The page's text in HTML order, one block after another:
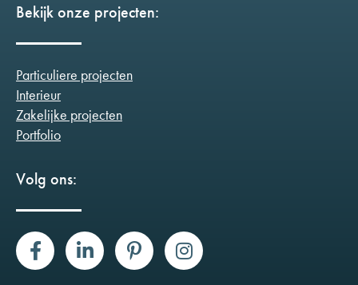
Bekijk onze projecten:
Particuliere projecten
Interieur
Zakelijke projecten
Portfolio
Volg ons: